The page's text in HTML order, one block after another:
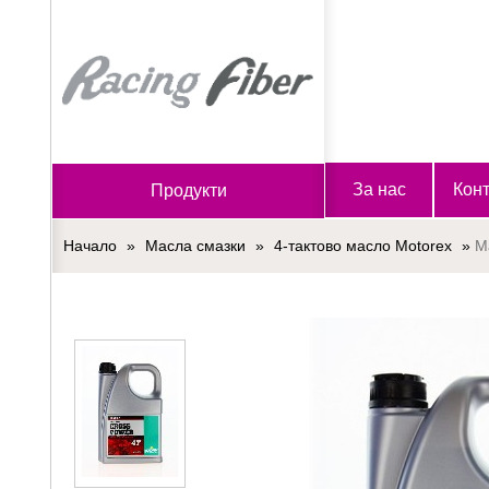
Продукти За нас
Начало » Масла смазки » 4-тактово масло Motorex »